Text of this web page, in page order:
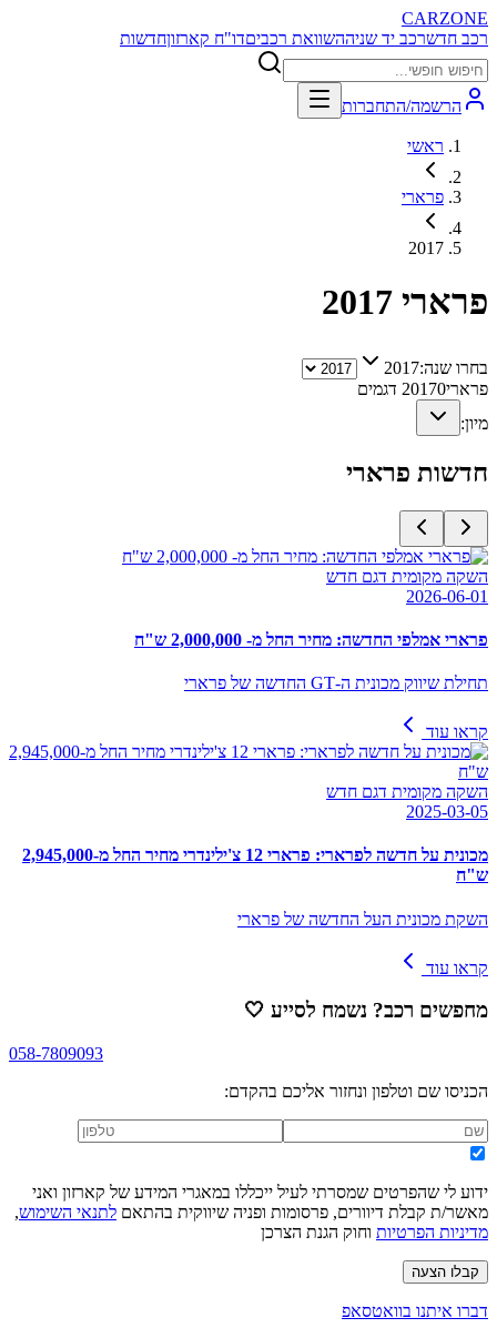
CARZONE
רכב חדשרכב יד שניההשוואת רכביםדו"ח קארזוןחדשות
הרשמה/התחברות
ראשי
פרארי
2017
פרארי 2017
בחרו שנה:2017
פרארי 20170
דגמים
מיון:
חדשות פרארי
השקה מקומית דגם חדש
2026-06-01
פרארי אמלפי החדשה: מחיר החל מ- 2,000,000 ש"ח
תחילת שיווק מכונית ה-GT החדשה של פרארי
קראו עוד
השקה מקומית דגם חדש
2025-03-05
מכונית על חדשה לפרארי: פרארי 12 צ'ילינדרי מחיר החל מ-2,945,000
ש"ח
השקת מכונית העל החדשה של פרארי
קראו עוד
מחפשים רכב? נשמח לסייע 🤍
058-7809093
הכניסו שם וטלפון ונחזור אליכם בהקדם:
ידוע לי שהפרטים שמסרתי לעיל ייכללו במאגרי המידע של קארזון ואני
מאשר/ת קבלת דיוורים, פרסומות ופניה שיווקית בהתאם לתנאי השימוש,
מדיניות הפרטיות וחוק הגנת הצרכן
קבלו הצעה
דברו איתנו בוואטסאפ